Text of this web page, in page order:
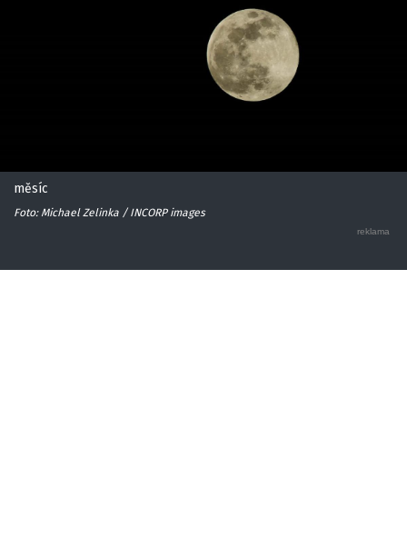
měsíc
Foto: Michael Zelinka / INCORP images